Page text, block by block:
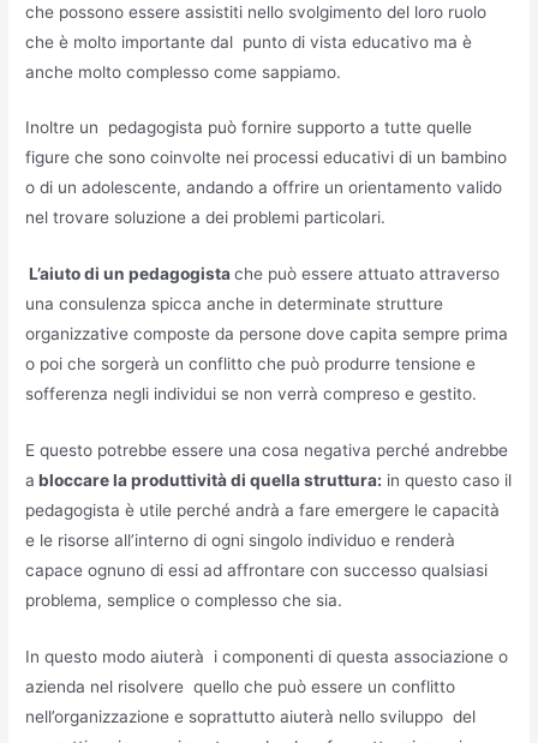
che possono essere assistiti nello svolgimento del loro ruolo
che è molto importante dal punto di vista educativo ma è
anche molto complesso come sappiamo.
Inoltre un pedagogista può fornire supporto a tutte quelle
figure che sono coinvolte nei processi educativi di un bambino
o di un adolescente, andando a offrire un orientamento valido
nel trovare soluzione a dei problemi particolari.
L’aiuto di un pedagogistache può essere attuato attraverso
una consulenza spicca anche in determinate strutture
organizzative composte da persone dove capita sempre prima
o poi che sorgerà un conflitto che può produrre tensione e
sofferenza negli individui se non verrà compreso e gestito.
E questo potrebbe essere una cosa negativa perché andrebbe
a bloccare la produttività di quella struttura: in questo caso il
pedagogista è utile perché andrà a fare emergere le capacità
e le risorse all’interno di ogni singolo individuo e renderà
capace ognuno di essi ad affrontare con successo qualsiasi
problema, semplice o complesso che sia.
In questo modo aiuterà i componenti di questa associazione o
azienda nel risolvere quello che può essere un conflitto
nell’organizzazione e soprattutto aiuterà nello sviluppo del